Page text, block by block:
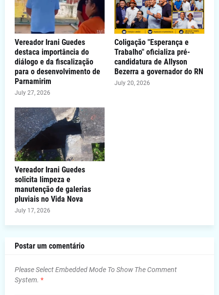
Vereador Irani Guedes
destaca importância do
diálogo e da fiscalização
para o desenvolvimento de
Parnamirim
July 27, 2026
Coligação "Esperança e
Trabalho" oficializa pré-
candidatura de Allyson
Bezerra a governador do RN
July 20, 2026
Vereador Irani Guedes
solicita limpeza e
manutenção de galerias
pluviais no Vida Nova
July 17, 2026
Postar um comentário
Please Select Embedded Mode To Show The Comment
System. *